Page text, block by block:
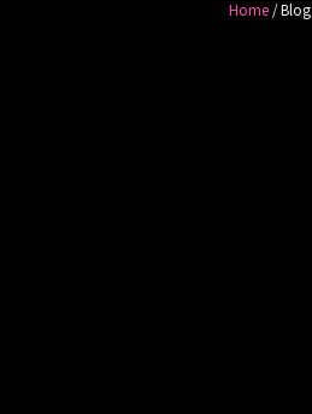
Home / Blog